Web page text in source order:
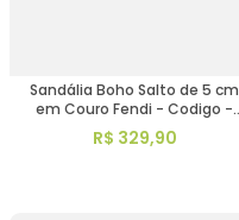
Sandália Boho Salto de 5 cm
em Couro Fendi - Codigo -
153047
R$ 329,90